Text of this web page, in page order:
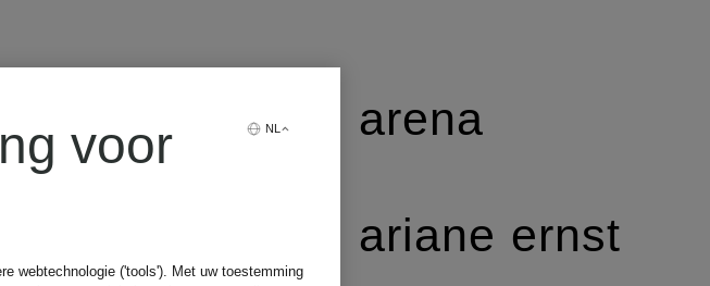
arena
ariane ernst
NL
voor
webtechnologie ('tools'). Met uw toestemming